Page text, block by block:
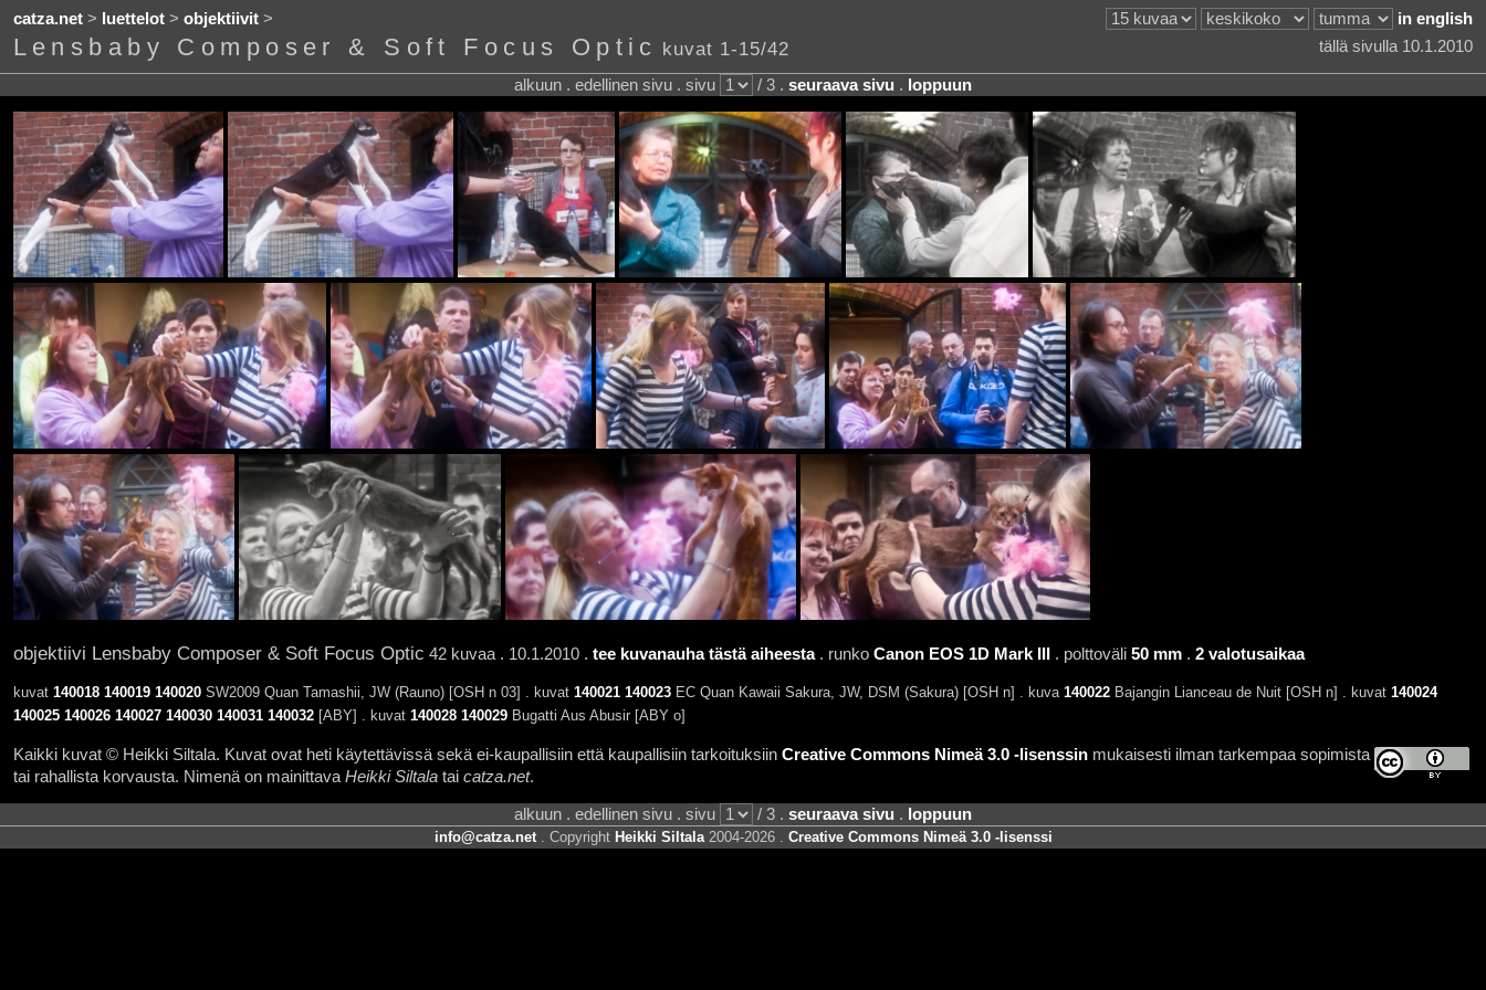
catza.net> luettelot> objektiivit> in english
Lensbaby Composer & Soft Focus Optic kuvat 1-15/42 tällä sivulla 10.1.2010
alkuun . edellinen sivu . sivu / 3 . seuraava sivu . loppuun
objektiivi Lensbaby Composer & Soft Focus Optic 42 kuvaa . 10.1.2010 . tee kuvanauha tästä aiheesta. runko Canon EOS 1D Mark III. polttoväli 50 mm. 2 valotusaikaa
kuvat 140018 140019 140020SW2009 Quan Tamashii, JW (Rauno) [OSH n 03] . kuvat 140021 140023EC Quan Kawaii Sakura, JW, DSM (Sakura) [OSH n] . kuva 140022Bajangin Lianceau de Nuit [OSH n] . kuvat 140024
140025 140026 140027 140030 140031 140032[ABY] . kuvat 140028 140029Bugatti Aus Abusir [ABY o]
Kaikki kuvat © Heikki Siltala. Kuvat ovat heti käytettävissä sekä ei-kaupallisiin että kaupallisiin tarkoituksiin Creative Commons Nimeä 3.0 -lisenssinmukaisesti ilman tarkempaa sopimista
tai rahallista korvausta. Nimenä on mainittava Heikki Siltalatai catza.net.
alkuun . edellinen sivu . sivu / 3 . seuraava sivu . loppuun
info@catza.net. Copyright Heikki Siltala2004-2026 . Creative Commons Nimeä 3.0 -lisenssi